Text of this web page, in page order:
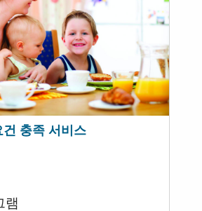
건 충족 서비스
램